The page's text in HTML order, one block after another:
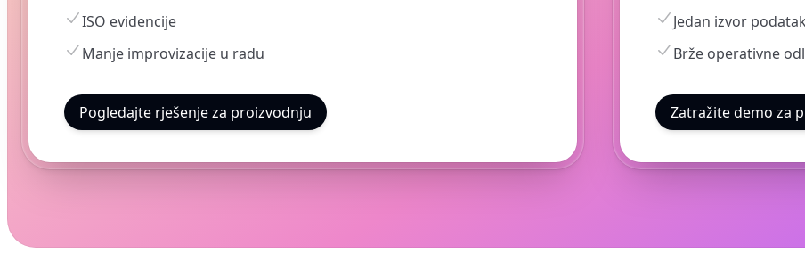
ISO evidencije
Manje improvizacije u radu
Pogledajte rješenje za proizvodnju
Jedan izvor
Brže operativne
Zatražite demo za